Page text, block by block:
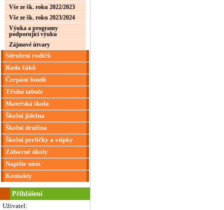
Vše ze šk. roku 2022/2023
Vše ze šk. roku 2023/2024
Výuka a programy
podporující výuku
Zájmové útvary
Sdružení rodičů
Rada žáků
Čerpání fondů
Třídní tabule
Mateřská škola
Školní jídelna
Školní družina
Školní perličky a vtípky
Zábavné úkoly
Napište nám
Kontakty
Přihlášení
Uživatel: